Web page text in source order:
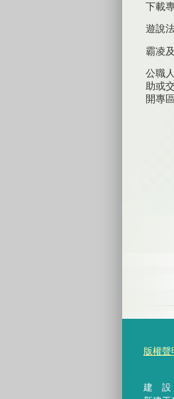
下載
遊說
霸凌
公職
助或
開專
版權聲
建 設